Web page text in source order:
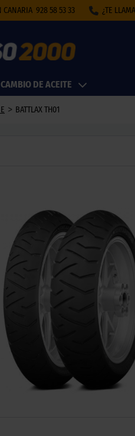
CANARIA 928 58 53 33 ¿TE
CAMBIO DE ACEITE
> BATTLAX TH01